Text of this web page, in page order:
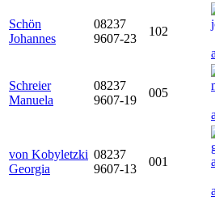
Schön
Johannes
08237
9607-23
102
Schreier
Manuela
08237
9607-19
005
von Kobyletzki
Georgia
08237
9607-13
001